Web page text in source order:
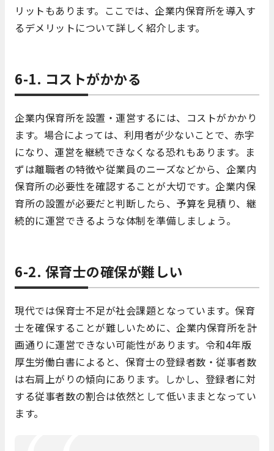
リットもあります。ここでは、企業内保育所を導入す
るデメリットについて詳しく紹介します。
6-1. コストがかかる
企業内保育所を設置・運営するには、コストがかかり
ます。場合によっては、利用者が少ないことで、赤字
になり、運営を継続できなくなる恐れもあります。ま
ずは離職者の特徴や従業員のニーズなどから、企業内
保育所の必要性を確認することが大切です。企業内保
育所の設置が必要だと判断したら、予算を見積り、継
続的に運営できるような体制を準備しましょう。
6-2. 保育士の確保が難しい
現代では保育士不足が社会課題となっています。保育
士を確保することが難しいために、企業内保育所を計
画通りに運営できない可能性があります。令和4年版
厚生労働白書によると、保育士の登録者数・従事者数
は右肩上がりの傾向にあります。しかし、登録者に対
する従事者数の割合は依然として低いままとなってい
ます。